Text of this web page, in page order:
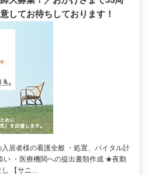
してお待ちしております！
居者様の看護全般 ・処置、バイタル計
い ・医療機関への提出書類作成 ★夜勤
【サニ…